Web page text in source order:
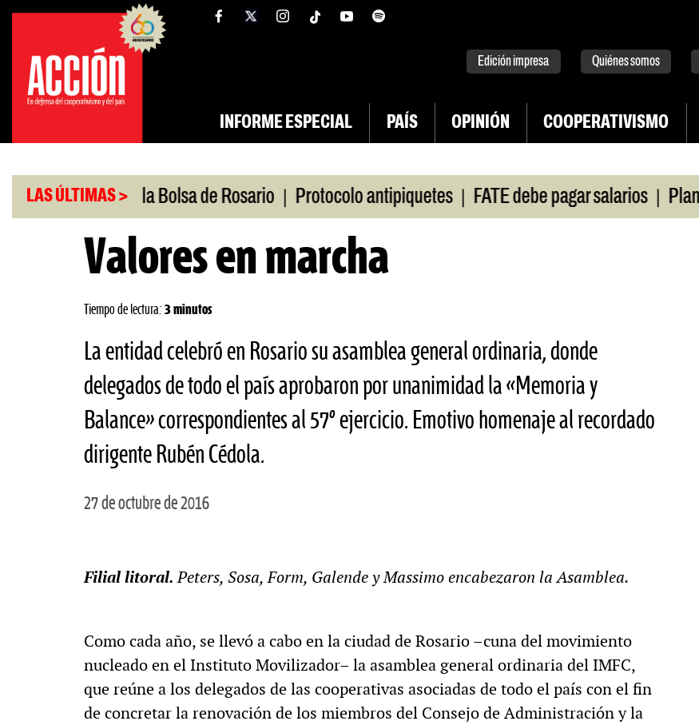
Saltar
contenido
facebooktwitterinstagram
Edición impresa Quiénes somos
INFORME ESPECIAL PAÍS OPINIÓN COOPERATIVISMO
LAS ÚLTIMAS >
Caputo en la Bolsa de Rosario | Protocolo antipiquetes | FATE debe pagar salarios | Plan de
Valores en marcha
Tiempo de lectura: 3 minutos
La entidad celebró en Rosario su asamblea general ordinaria, donde
delegados de todo el país aprobaron por unanimidad la «Memoria y
Balance» correspondientes al 57º ejercicio. Emotivo homenaje al recordado
dirigente Rubén Cédola.
27 de octubre de 2016
Filial litoral.Peters, Sosa, Form, Galende y Massimo encabezaron la Asamblea.
Como cada año, se llevó a cabo en la ciudad de Rosario –cuna del movimiento
nucleado en el Instituto Movilizador– la asamblea general ordinaria del IMFC,
que reúne a los delegados de las cooperativas asociadas de todo el país con el fin
de concretar la renovación de los miembros del Consejo de Administración y la